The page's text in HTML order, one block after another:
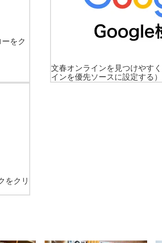
ーをク
文春オンラインを見つけやす
インを優先ソースに設定する）
をクリ